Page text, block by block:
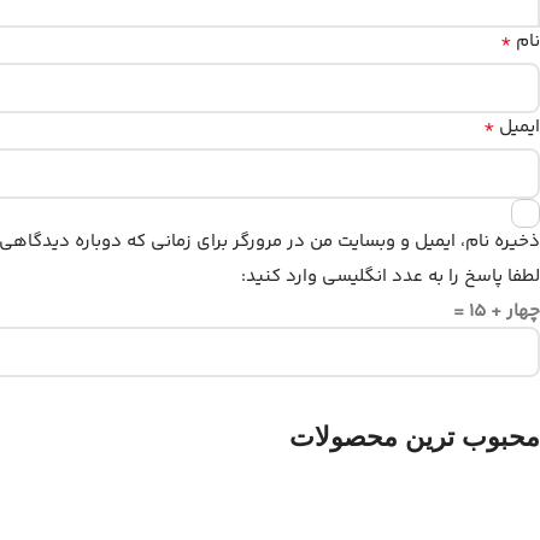
نام *
ایمیل *
ذخیره نام، ایمیل و وبسایت من در مرورگر برای زمانی که دوباره
لطفا پاسخ را به عدد انگلیسی وارد کنید:
چهار + 15 =
محبوب ترین محصولات